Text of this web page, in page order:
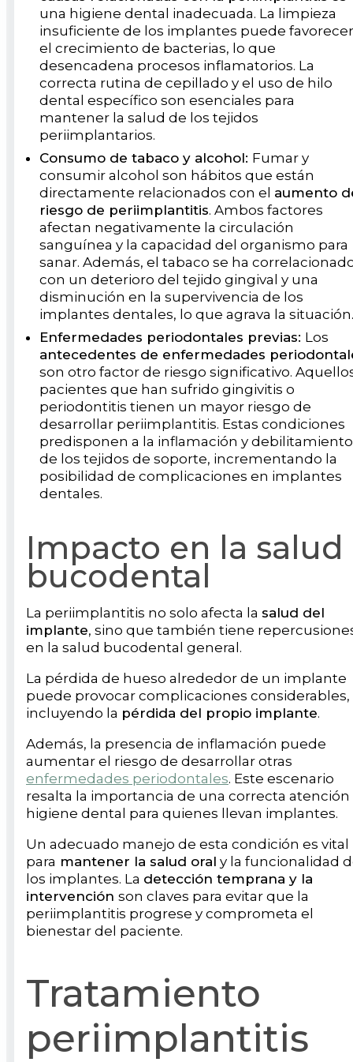
una higiene dental inadecuada. La limpieza
insuficiente de los implantes puede favorecer
el crecimiento de bacterias, lo que
desencadena procesos inflamatorios. La
correcta rutina de cepillado y el uso de hilo
dental específico son esenciales para
mantener la salud de los tejidos
periimplantarios.
Consumo de tabaco y alcohol: Fumar y
consumir alcohol son hábitos que están
directamente relacionados con el aumento
riesgo de periimplantitis. Ambos factores
afectan negativamente la circulación
sanguínea y la capacidad del organismo para
sanar. Además, el tabaco se ha
con un deterioro del tejido gingival y una
disminución en la supervivencia de los
implantes dentales, lo que agrava la situación.
Enfermedades periodontales previas: Los
antecedentes de enfermedades
son otro factor de riesgo significativo.
pacientes que han sufrido gingivitis o
periodontitis tienen un mayor riesgo de
desarrollar periimplantitis. Estas condiciones
predisponen a la inflamación y debilitamiento
de los tejidos de soporte, incrementando la
posibilidad de complicaciones en implantes
dentales.
Impacto en la salud
bucodental
La periimplantitis no solo afecta la salud del
implante, sino que también tiene
en la salud bucodental general.
La pérdida de hueso alrededor de un implante
puede provocar complicaciones considerables,
incluyendo la pérdida del propio implante.
Además, la presencia de inflamación puede
aumentar el riesgo de desarrollar otras
enfermedades periodontales. Este escenario
resalta la importancia de una correcta atención
higiene dental para quienes llevan implantes.
Un adecuado manejo de esta condición es vital
para mantener la salud oral y la funcionalidad
los implantes. La detección temprana y la
intervención son claves para evitar que la
periimplantitis progrese y comprometa el
bienestar del paciente.
Tratamiento
periimplantitis